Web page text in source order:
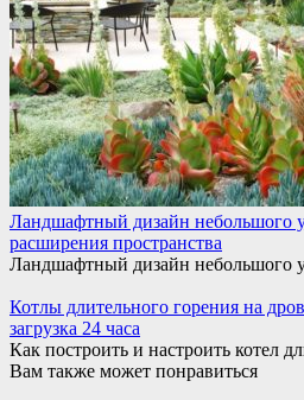
Ландшафтный дизайн небольшого
расширения пространства
Ландшафтный дизайн небольшого
Котлы длительного горения на
загрузка 24 часа
Как построить и настроить котел
Вам также может понравиться